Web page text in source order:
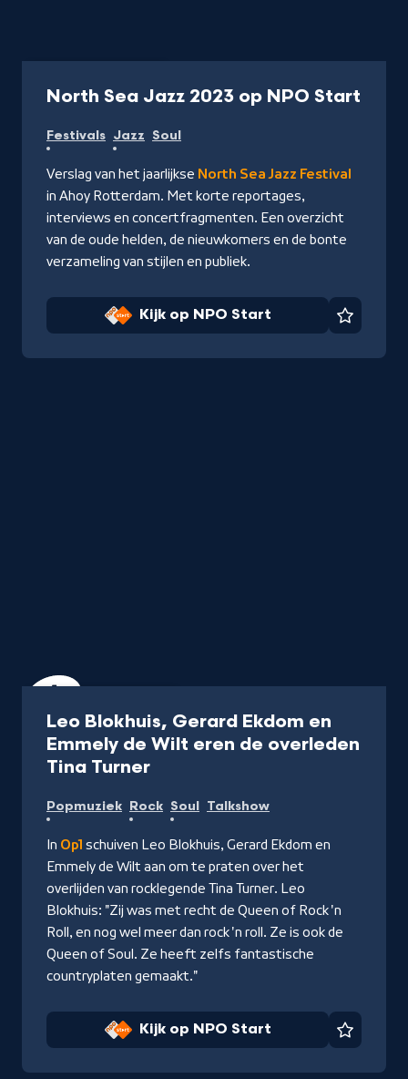
North Sea Jazz 2023 op NPO Start
Festivals Jazz Soul
Verslag van het jaarlijkse North Sea Jazz Festival
in Ahoy Rotterdam. Met korte reportages,
interviews en concertfragmenten. Een overzicht
van de oude helden, de nieuwkomers en de bonte
verzameling van stijlen en publiek.
Kijk op NPO Start
Leo Blokhuis, Gerard Ekdom en
Emmely de Wilt eren de overleden
Tina Turner-
op
NPO
Start
Popmuziek Rock Soul Talkshow
In Op1 schuiven Leo Blokhuis, Gerard Ekdom en
Emmely de Wilt aan om te praten over het
overlijden van rocklegende Tina Turner. Leo
Blokhuis: "Zij was met recht de Queen of Rock 'n
Roll, en nog wel meer dan rock 'n roll. Ze is ook de
Queen of Soul. Ze heeft zelfs fantastische
countryplaten gemaakt."
Kijk op NPO Start